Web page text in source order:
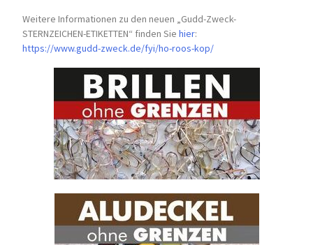
Weitere Informationen zu den neuen „Gudd-Zweck-
STERNZEICHEN-ETIKETTEN“ finden Siehier:
https://www.gudd-zweck.de/fyi/ho-roos-kop/